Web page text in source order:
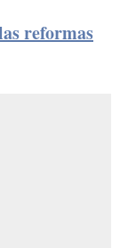
reformas